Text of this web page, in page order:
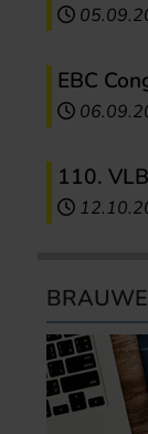
EBC
110.